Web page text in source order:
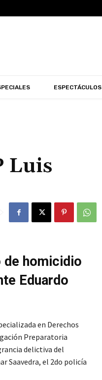
ESPECTÁCULOS
Luis
de homicidio
Eduardo
en Derechos
Preparatoria
delictiva del
Saavedra, el 2do policía